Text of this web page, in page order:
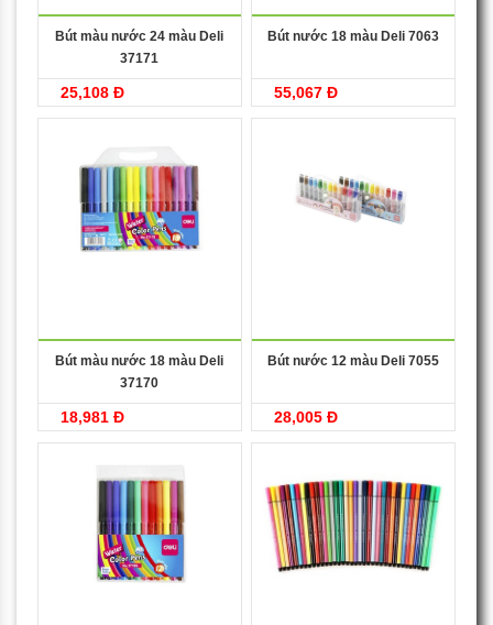
Bút màu nước 24 màu Deli
37171
25,108 Đ
Bút nước 18 màu Deli 7063
55,067 Đ
Bút màu nước 18 màu Deli
37170
18,981 Đ
Bút nước 12 màu Deli 7055
28,005 Đ